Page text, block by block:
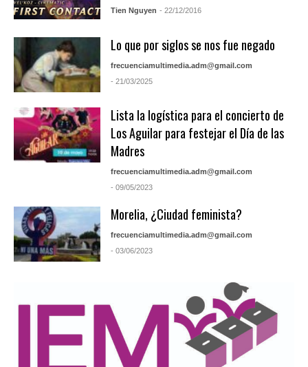
Tien Nguyen - 22/12/2016
Lo que por siglos se nos fue negado
frecuenciamultimedia.adm@gmail.com
- 21/03/2025
Lista la logística para el concierto de
Los Aguilar para festejar el Día de las
Madres
frecuenciamultimedia.adm@gmail.com
- 09/05/2023
Morelia, ¿Ciudad feminista?
frecuenciamultimedia.adm@gmail.com
- 03/06/2023